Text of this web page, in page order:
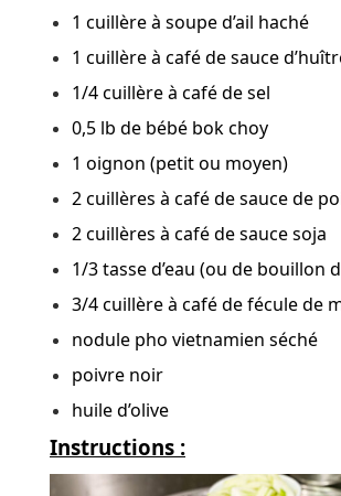
1 cuillère à soupe d’ail haché
1 cuillère à café de sauce
1/4 cuillère à café de sel
0,5 lb de bébé bok choy
1 oignon (petit ou moyen)
2 cuillères à café de sauce de
2 cuillères à café de sauce soja
1/3 tasse d’eau (ou de bouillon
3/4 cuillère à café de fécule de
nodule pho vietnamien séché
poivre noir
huile d’olive
Instructions :